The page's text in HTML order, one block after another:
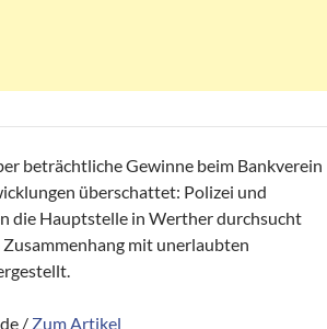
beträchtliche Gewinne beim Bankverein
überschattet: Polizei und
die Hauptstelle in Werther durchsucht
mit unerlaubten
/ Zum Artikel